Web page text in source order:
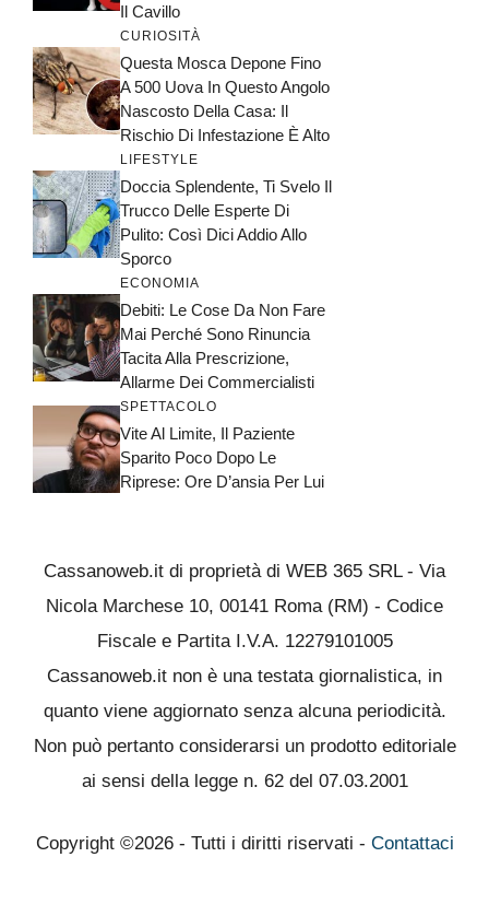
Il Cavillo
CURIOSITÀ
Questa Mosca Depone Fino
A 500 Uova In Questo Angolo
Nascosto Della Casa: Il
Rischio Di Infestazione È Alto
LIFESTYLE
Doccia Splendente, Ti Svelo Il
Trucco Delle Esperte Di
Pulito: Così Dici Addio Allo
Sporco
ECONOMIA
Debiti: Le Cose Da Non Fare
Mai Perché Sono Rinuncia
Tacita Alla Prescrizione,
Allarme Dei Commercialisti
SPETTACOLO
Vite Al Limite, Il Paziente
Sparito Poco Dopo Le
Riprese: Ore D’ansia Per Lui
Cassanoweb.it di proprietà di WEB 365 SRL - Via
Nicola Marchese 10, 00141 Roma (RM) - Codice
Fiscale e Partita I.V.A. 12279101005
Cassanoweb.it non è una testata giornalistica, in
quanto viene aggiornato senza alcuna periodicità.
Non può pertanto considerarsi un prodotto editoriale
ai sensi della legge n. 62 del 07.03.2001
Copyright ©2026 - Tutti i diritti riservati - Contattaci